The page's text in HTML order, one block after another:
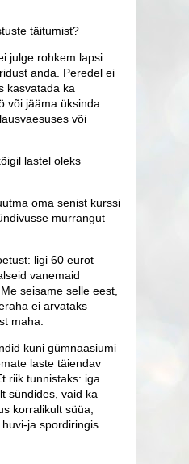
täitumist?
julge rohkem lapsi
anda. Peredel ei
kasvatada ka
või jääma üksinda.
või
lastel oleks
oma senist kurssi
murrangut
ligi 60 eurot
vanemaid
seisame selle eest,
ei arvataks
maha.
kuni gümnaasiumi
laste täiendav
riik tunnistaks: iga
sündides, vaid ka
korralikult süüa,
ja spordiringis.